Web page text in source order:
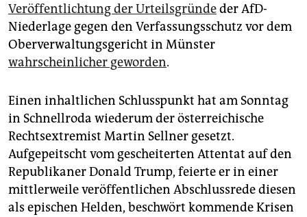
Veröffentlichtung der Urteilsgründeder AfD-
Niederlage gegen den Verfassungsschutz vor dem
Oberverwaltungsgericht in Münster
wahrscheinlicher geworden.
Einen inhaltlichen Schlusspunkt hat am Sonntag
in Schnellroda wiederum der österreichische
Rechtsextremist Martin Sellner gesetzt.
Aufgepeitscht vom gescheiterten Attentat auf den
Republikaner Donald Trump, feierte er in einer
mittlerweile veröffentlichen Abschlussrede diesen
als epischen Helden, beschwört kommende Krisen